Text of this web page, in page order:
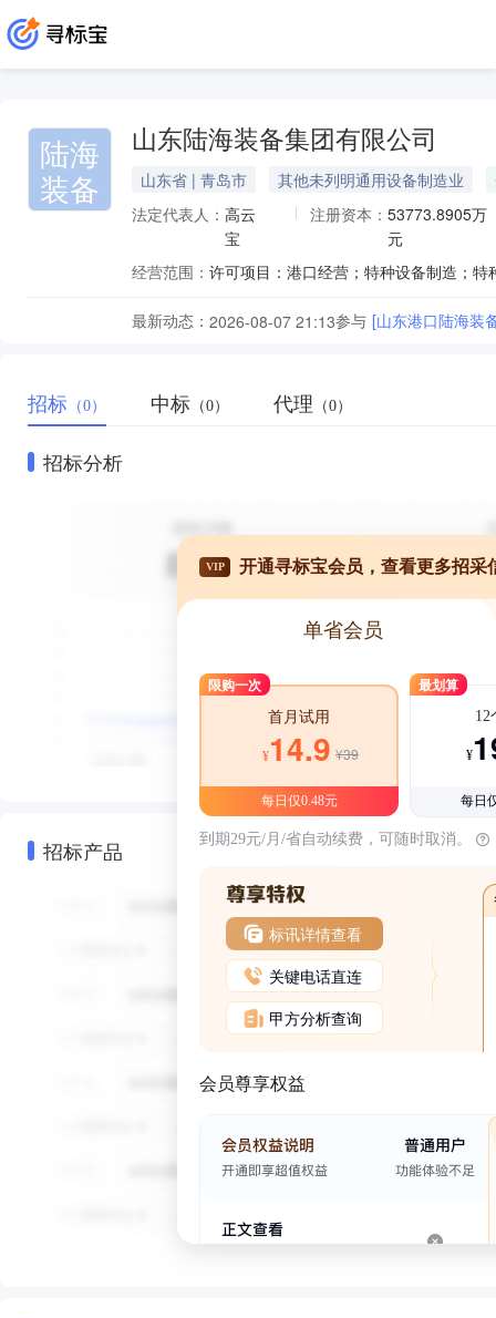
陆海
装备
山东陆海装备集团有限公司
山东省 | 青岛市 其他未列明通用设备制造业
法定代表人： 高云
宝
注册资本： 53773.8905万
元
经营范围：
最新动态： 2026-08-07 21:13参与 [山东港口陆海装
招标 （0） 中标 （0） 代理 （0）
招标分析
招标产品
VIP 开通寻标宝会员，查看更多招采
单省会员
限购一次
首月试用
¥14.9 ¥39
每日仅0.48元
最划算
12
¥
每日
到期29元/月/省自动续费，可随时取消。
标讯详情查看
关键电话直连
甲方分析查询
会员尊享权益